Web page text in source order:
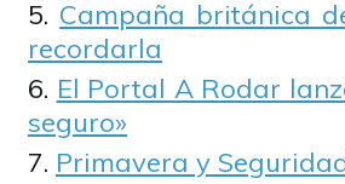
Campaña británica
recordarla
El Portal A Rodar
seguro»
Primavera y